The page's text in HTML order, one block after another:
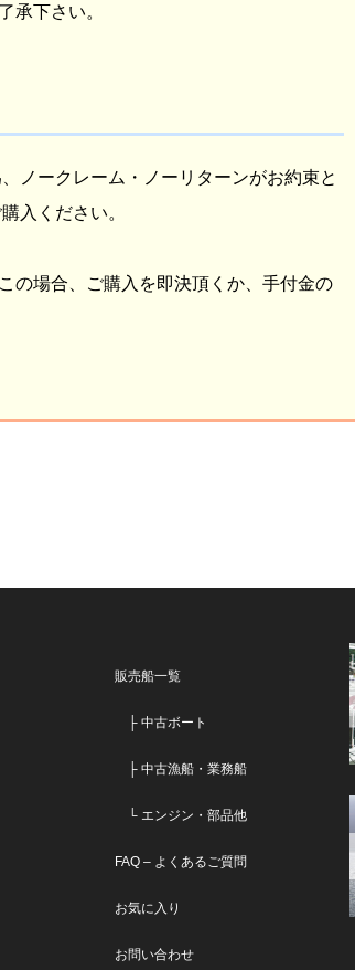
承下さい。
ノークレーム・ノーリターンがお約束と
入ください。
の場合、ご購入を即決頂くか、手付金の
販売船一覧
├ 中古ボート
├ 中古漁船・業務船
└ エンジン・部品他
FAQ – よくあるご質問
お気に入り
お問い合わせ